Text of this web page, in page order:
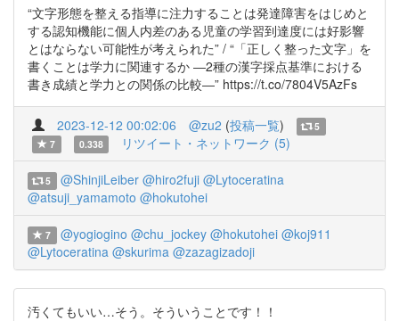
“文字形態を整える指導に注力することは発達障害をはじめと
する認知機能に個人内差のある児童の学習到達度には好影響
とはならない可能性が考えられた” / “「正しく整った文字」を
書くことは学力に関連するか ―2種の漢字採点基準における
書き成績と学力との関係の比較―” https://t.co/7804V5AzFs
2023-12-12 00:02:06 @zu2 (投稿一覧)
5
7
0.338 リツイート・ネットワーク (5)
5 @ShinjiLeiber @hiro2fuji @Lytoceratina
@atsuji_yamamoto @hokutohei
7 @yogiogino @chu_jockey @hokutohei @koj911
@Lytoceratina @skurima @zazagizadoji
汚くてもいい…そう。そういうことです！！